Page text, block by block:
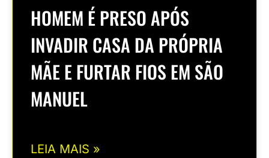
HOMEM É PRESO APÓS
INVADIR CASA DA PRÓPRIA
MÃE E FURTAR FIOS EM SÃO
MANUEL
LEIA MAIS »